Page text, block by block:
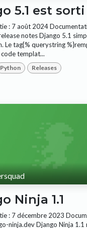
5.1 est sorti
: 7 août 2024
notes Django 5.1
Le tag{% querystring
templat...
Python Releases
Ninja 1.1
: 7 décembre 2023
ninja.dev Django Ninja 1.1